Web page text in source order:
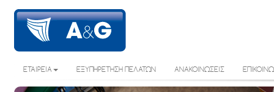
ΕΤΑΙΡΕΙΑ ΕΞΥΠΗΡΕΤΗΣΗ ΠΕΛΑΤΩΝ ΑΝΑΚΟΙΝΩΣΕΙΣ